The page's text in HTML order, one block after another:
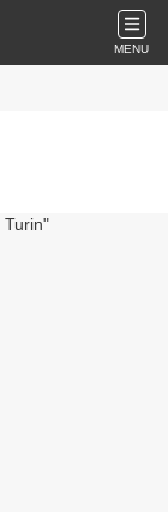
MENU